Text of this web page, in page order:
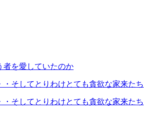
者を愛していたのか
そしてとりわけとても貪欲な家来たち
そしてとりわけとても貪欲な家来たち